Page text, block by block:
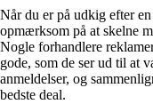
Når du er på udkig efter
opmærksom på at skelne
Nogle forhandlere
gode, som de ser ud til at
anmeldelser, og
bedste deal.